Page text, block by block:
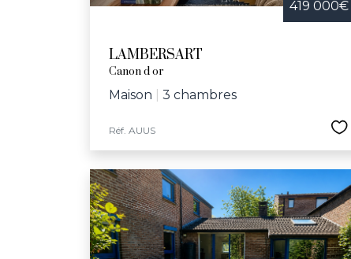
419 000€
LAMBERSART
Canon d or
Maison 3 chambres
Réf. AUUS